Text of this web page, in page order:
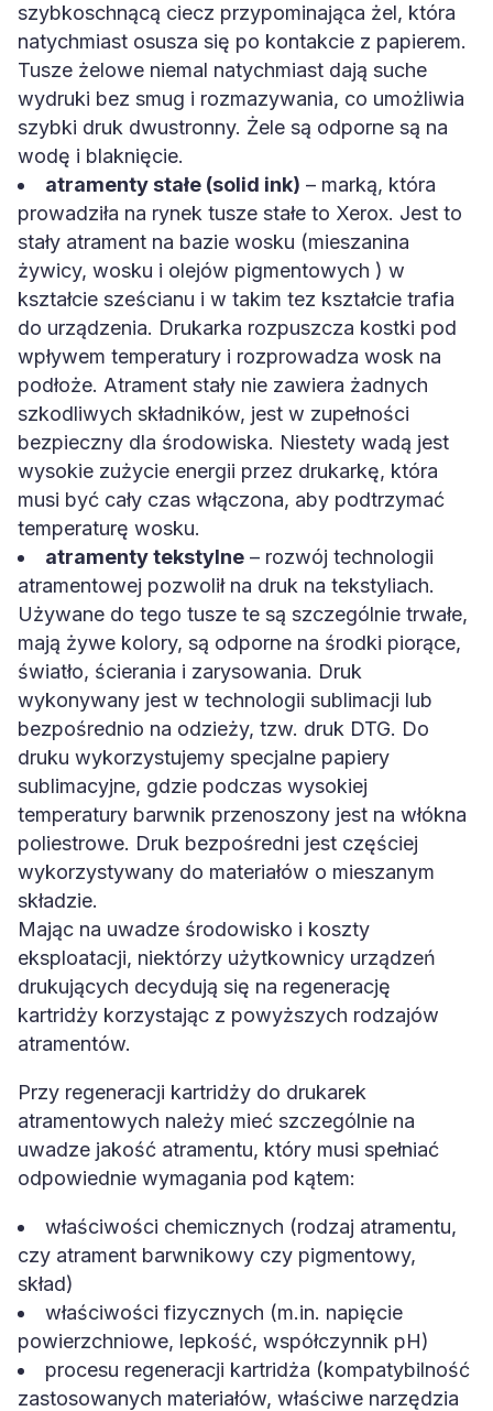
szybkoschnącą ciecz przypominająca żel, która
natychmiast osusza się po kontakcie z papierem.
Tusze żelowe niemal natychmiast dają suche
wydruki bez smug i rozmazywania, co umożliwia
szybki druk dwustronny. Żele są odporne są na
wodę i blaknięcie.
atramenty stałe (solid ink) – marką, która
prowadziła na rynek tusze stałe to Xerox. Jest to
stały atrament na bazie wosku (mieszanina
żywicy, wosku i olejów pigmentowych ) w
kształcie sześcianu i w takim tez kształcie trafia
do urządzenia. Drukarka rozpuszcza kostki pod
wpływem temperatury i rozprowadza wosk na
podłoże. Atrament stały nie zawiera żadnych
szkodliwych składników, jest w zupełności
bezpieczny dla środowiska. Niestety wadą jest
wysokie zużycie energii przez drukarkę, która
musi być cały czas włączona, aby podtrzymać
temperaturę wosku.
atramenty tekstylne – rozwój technologii
atramentowej pozwolił na druk na tekstyliach.
Używane do tego tusze te są szczególnie trwałe,
mają żywe kolory, są odporne na środki piorące,
światło, ścierania i zarysowania. Druk
wykonywany jest w technologii sublimacji lub
bezpośrednio na odzieży, tzw. druk DTG. Do
druku wykorzystujemy specjalne papiery
sublimacyjne, gdzie podczas wysokiej
temperatury barwnik przenoszony jest na włókna
poliestrowe. Druk bezpośredni jest częściej
wykorzystywany do materiałów o mieszanym
składzie.
Mając na uwadze środowisko i koszty
eksploatacji, niektórzy użytkownicy urządzeń
drukujących decydują się na regenerację
kartridży korzystając z powyższych rodzajów
atramentów.
Przy regeneracji kartridży do drukarek
atramentowych należy mieć szczególnie na
uwadze jakość atramentu, który musi spełniać
odpowiednie wymagania pod kątem:
właściwości chemicznych (rodzaj atramentu,
czy atrament barwnikowy czy pigmentowy,
skład)
właściwości fizycznych (m.in. napięcie
powierzchniowe, lepkość, współczynnik pH)
procesu regeneracji kartridża (kompatybilność
zastosowanych materiałów, właściwe narzędzia